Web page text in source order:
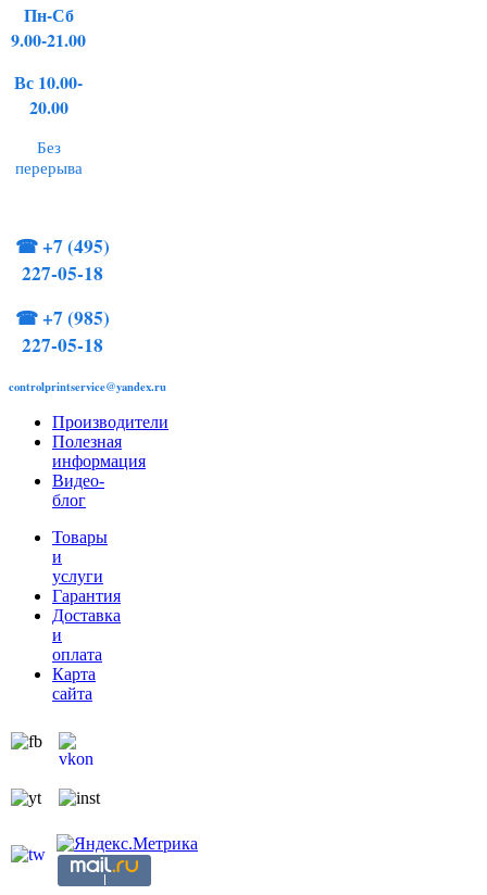
Пн-Сб
9.00-21.00
Вс 10.00-
20.00
Без
перерыва
☎+7 (495)
227-05-18
☎+7 (985)
227-05-18
controlprintservice@yandex.ru
Производители
Полезная
информация
Видео-
блог
Товары
и
услуги
Гарантия
Доставка
и
оплата
Карта
сайта